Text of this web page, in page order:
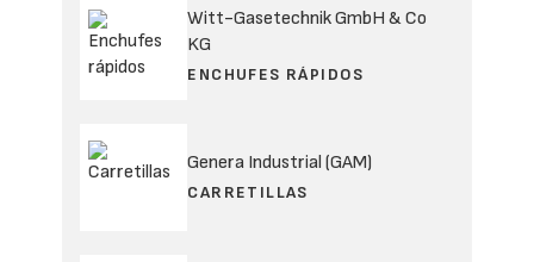
Witt-Gasetechnik GmbH & Co
KG
ENCHUFES RÁPIDOS
Genera Industrial (GAM)
CARRETILLAS